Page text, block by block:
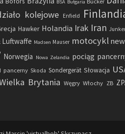
BSA Bułgaria
kolejowe Enfield
Hawker Holandia Irak Iran
Luftwaffe Madsen Mauser motocykl
Norwegia Nowa Zelandia pociąg
pancerny Skoda Sondergerät Słowacja
Brytania Węgry Włochy ZB